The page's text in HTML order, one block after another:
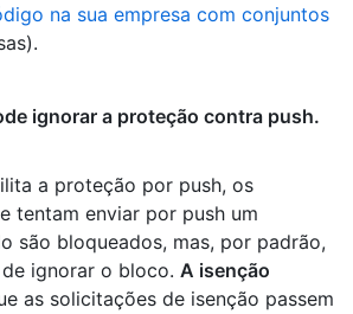
na sua empresa com conjuntos
ignorar a proteção contra push.
a proteção por push, os
tentam enviar por push um
são bloqueados, mas, por padrão,
ignorar o bloco. A isenção
as solicitações de isenção passem